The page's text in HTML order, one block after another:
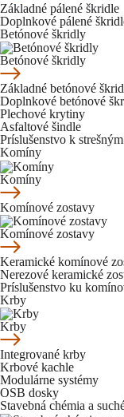
Základné pálené škridle
Doplnkové pálené
Betónové škridly
Betónové škridly
Základné betónové
Doplnkové betónové
Plechové krytiny
Asfaltové šindle
Príslušenstvo k
Komíny
Komíny
Komínové zostavy
Komínové zostavy
Keramické komínové
Nerezové keramické
Príslušenstvo ku
Krby
Krby
Integrované krby
Krbové kachle
Modulárne systémy
OSB dosky
Stavebná chémia a